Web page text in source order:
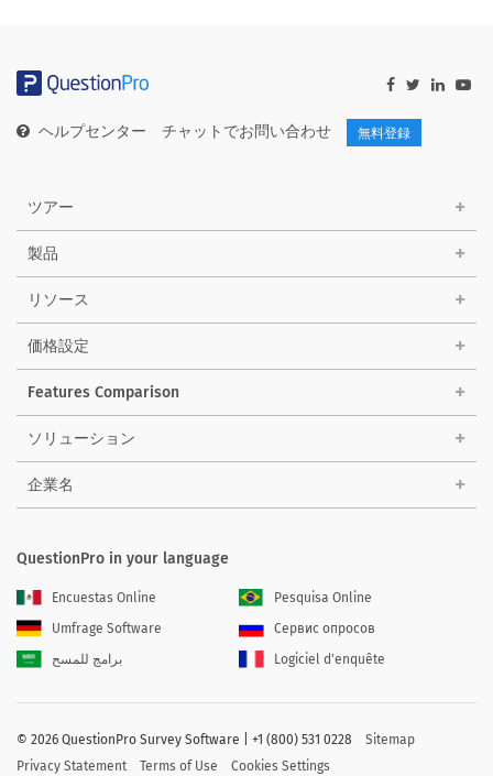
ヘルプセンター チャットでお問い合わせ 無料登録
ツアー
製品
リソース
価格設定
Features Comparison
ソリューション
企業名
QuestionPro in your language
Encuestas Online
Pesquisa Online
Umfrage Software
Сервис опросов
برامج للمسح
Logiciel d'enquête
© 2026 QuestionPro Survey Software | +1 (800) 531 0228
Sitemap
Privacy Statement
Terms of Use Cookies Settings